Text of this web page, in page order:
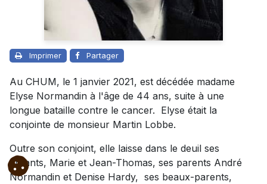
Imprimer Partager
Au CHUM, le 1 janvier 2021, est décédée madame
Elyse Normandin à l'âge de 44 ans, suite à une
longue bataille contre le cancer. Elyse était la
conjointe de monsieur Martin Lobbe.
Outre son conjoint, elle laisse dans le deuil ses
enfants, Marie et Jean-Thomas, ses parents André
Normandin et Denise Hardy, ses beaux-parents,